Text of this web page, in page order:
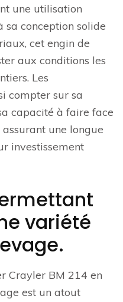
une utilisation
sa conception solide
cet engin de
aux conditions les
Les
compter sur sa
capacité à faire face
une longue
investissement
variété
Crayler BM 214 en
est un atout